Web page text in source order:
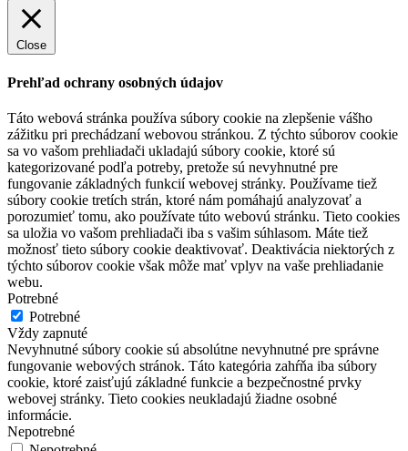
Close
Prehľad ochrany osobných údajov
Táto webová stránka používa súbory cookie na zlepšenie vášho
zážitku pri prechádzaní webovou stránkou. Z týchto súborov cookie
sa vo vašom prehliadači ukladajú súbory cookie, ktoré sú
kategorizované podľa potreby, pretože sú nevyhnutné pre
fungovanie základných funkcií webovej stránky. Používame tiež
súbory cookie tretích strán, ktoré nám pomáhajú analyzovať a
porozumieť tomu, ako používate túto webovú stránku. Tieto cookies
sa uložia vo vašom prehliadači iba s vašim súhlasom. Máte tiež
možnosť tieto súbory cookie deaktivovať. Deaktivácia niektorých z
týchto súborov cookie však môže mať vplyv na vaše prehliadanie
webu.
Potrebné
Potrebné
Vždy zapnuté
Nevyhnutné súbory cookie sú absolútne nevyhnutné pre správne
fungovanie webových stránok. Táto kategória zahŕňa iba súbory
cookie, ktoré zaisťujú základné funkcie a bezpečnostné prvky
webovej stránky. Tieto cookies neukladajú žiadne osobné
informácie.
Nepotrebné